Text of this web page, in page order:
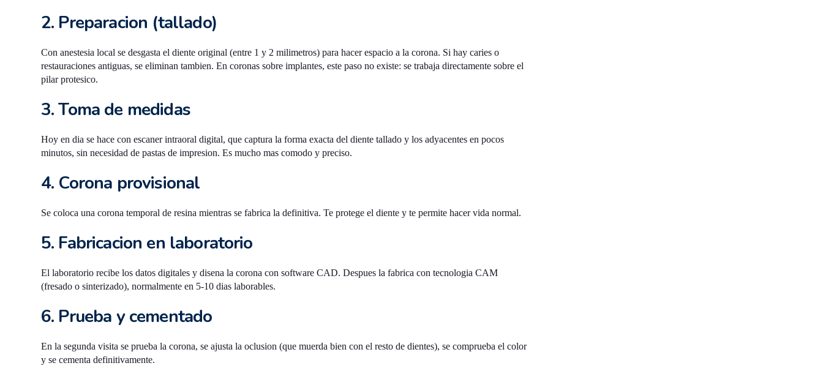
2. Preparacion (tallado)
Con anestesia local se desgasta el diente original (entre 1 y 2 milimetros) para hacer espacio a la corona. Si hay caries o
restauraciones antiguas, se eliminan tambien. En coronas sobre implantes, este paso no existe: se trabaja directamente sobre el
pilar protesico.
3. Toma de medidas
Hoy en dia se hace con escaner intraoral digital, que captura la forma exacta del diente tallado y los adyacentes en pocos
minutos, sin necesidad de pastas de impresion. Es mucho mas comodo y preciso.
4. Corona provisional
Se coloca una corona temporal de resina mientras se fabrica la definitiva. Te protege el diente y te permite hacer vida normal.
5. Fabricacion en laboratorio
El laboratorio recibe los datos digitales y disena la corona con software CAD. Despues la fabrica con tecnologia CAM
(fresado o sinterizado), normalmente en 5-10 dias laborables.
6. Prueba y cementado
En la segunda visita se prueba la corona, se ajusta la oclusion (que muerda bien con el resto de dientes), se comprueba el color
y se cementa definitivamente.